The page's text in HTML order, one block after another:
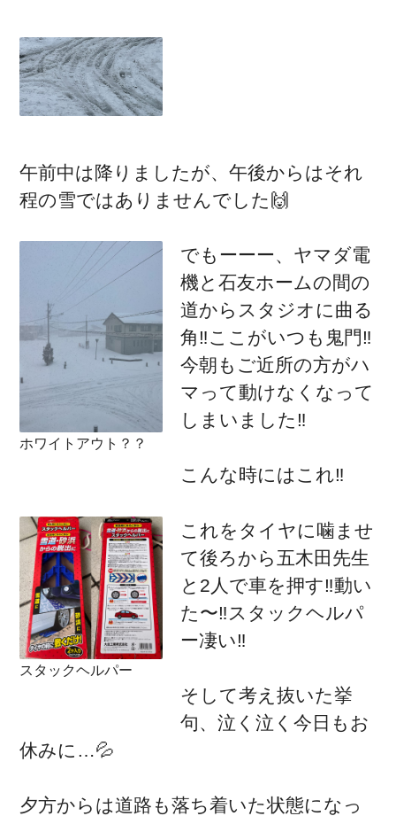
午前中は降りましたが、午後からはそれ
程の雪ではありませんでした🙌
ホワイトアウト？？
でもーーー、ヤマダ電
機と石友ホームの間の
道からスタジオに曲る
角‼️ここがいつも鬼門‼️
今朝もご近所の方がハ
マって動けなくなって
しまいました‼️
こんな時にはこれ‼️
スタックヘルパー
これをタイヤに噛ませ
て後ろから五木田先生
と2人で車を押す‼️動い
た〜‼️スタックヘルパ
ー凄い‼️
そして考え抜いた挙
句、泣く泣く今日もお
休みに…💦
夕方からは道路も落ち着いた状態になっ